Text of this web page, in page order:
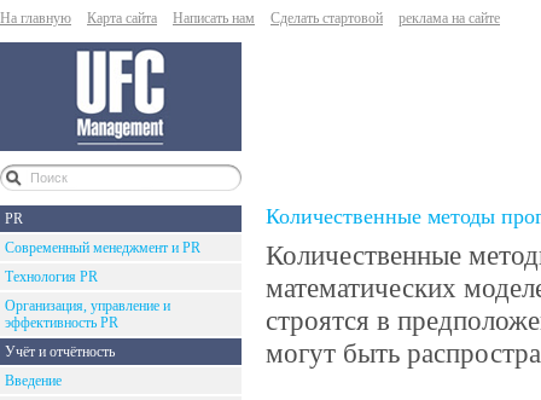
На главную Карта сайта Написать нам Сделать стартовой реклама на сайте
PR
Современный менеджмент и PR
Технология PR
Организация, управление и
эффективность PR
Учёт и отчётность
Введение
Количественные методы
Количественные
математических
строятся в
могут быть